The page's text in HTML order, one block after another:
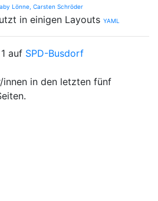
Lönne, Carsten Schröder
in einigen Layouts YAML
auf SPD-Busdorf
innen in den letzten fünf